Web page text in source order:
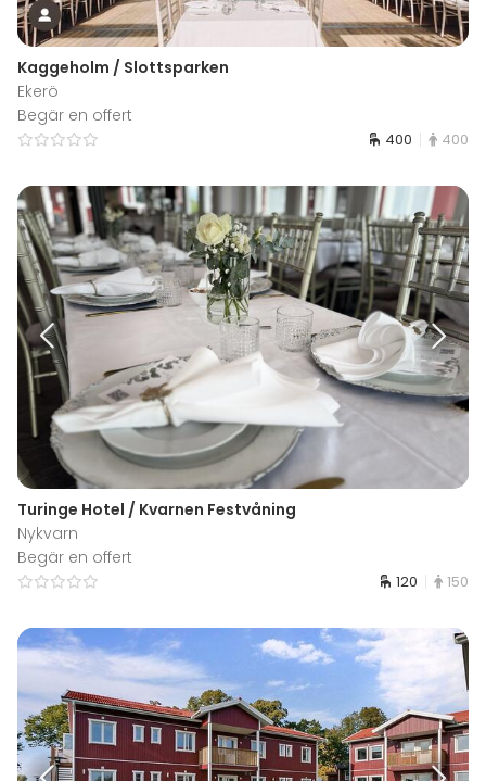
Kaggeholm / Slottsparken
Ekerö
Begär en offert
400 400
Turinge Hotel / Kvarnen Festvåning
Nykvarn
Begär en offert
120 150